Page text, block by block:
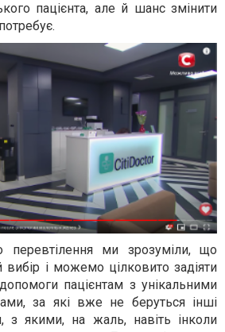
пацієнта, але й шанс змінити
перевтілення ми зрозуміли, що
і можемо цілковито задіяти
пацієнтам з унікальними
за які вже не беруться інші
з якими, на жаль, навіть інколи